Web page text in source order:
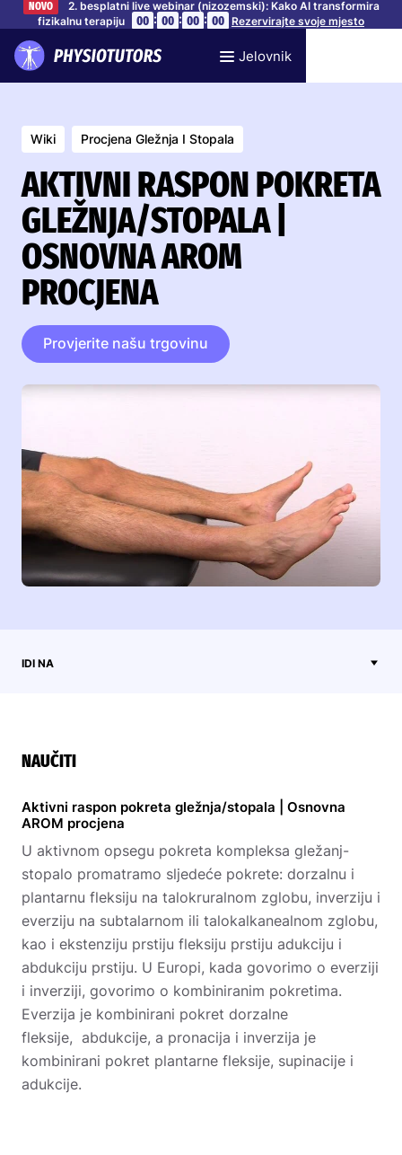
NOVO
2. besplatni live webinar (nizozemski): Kako AI transformira
fizikalnu terapiju
00 : 00 : 00 : 00 Rezervirajte svoje mjesto
Jelovnik
Wiki Procjena Gležnja I Stopala
AKTIVNI RASPON POKRETA
GLEŽNJA/STOPALA |
OSNOVNA AROM
PROCJENA
Provjerite našu trgovinu
IDI NA
NAUČITI
Aktivni raspon pokreta gležnja/stopala | Osnovna
AROM procjena
U aktivnom opsegu pokreta kompleksa gležanj-
stopalo promatramo sljedeće pokrete: dorzalnu i
plantarnu fleksiju na talokruralnom zglobu, inverziju i
everziju na subtalarnom ili talokalkanealnom zglobu,
kao i ekstenziju prstiju fleksiju prstiju adukciju i
abdukciju prstiju. U Europi, kada govorimo o everziji
i inverziji, govorimo o kombiniranim pokretima.
Everzija je kombinirani pokret dorzalne
fleksije, abdukcije, a pronacija i inverzija je
kombinirani pokret plantarne fleksije, supinacije i
adukcije.